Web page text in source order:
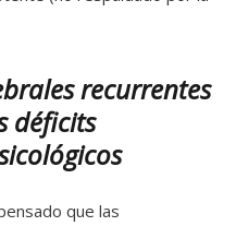
recurrentes
déficits
que las